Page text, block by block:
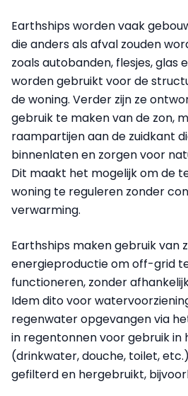
Earthships worden vaak
die anders als afval zouden
zoals autobanden, flesjes, glas
worden gebruikt voor de
de woning. Verder zijn ze
gebruik te maken van de zon,
raampartijen aan de zuidkant
binnenlaten en zorgen voor
Dit maakt het mogelijk om de
woning te reguleren zonder
verwarming.
Earthships maken gebruik van
energieproductie om off-grid
functioneren, zonder
Idem dito voor
regenwater opgevangen via
in regentonnen voor gebruik in
(drinkwater, douche, toilet,
gefilterd en hergebruikt,